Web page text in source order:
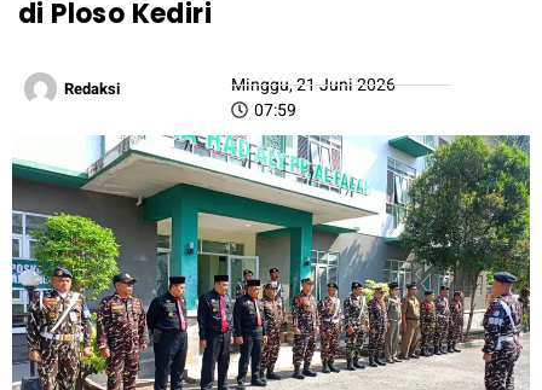
di Ploso Kediri
Redaksi
Minggu, 21 Juni 2026
07:59